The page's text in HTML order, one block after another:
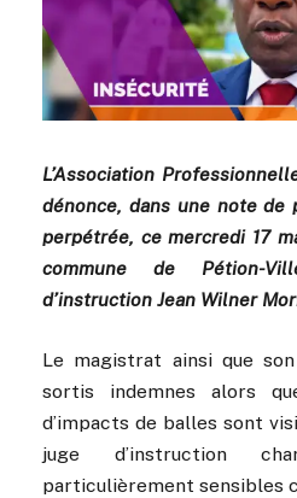
L’Association
dénonce, dans une note de
perpétrée, ce mercredi 17
commune de Pétion-
d’instruction Jean Wilner
Le magistrat ainsi que
sortis indemnes alors
d’impacts de balles sont
juge d’instruction
particulièrement sensibles